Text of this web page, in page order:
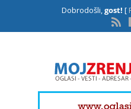
Dobrodošli,gost! [